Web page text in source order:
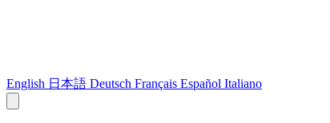
English 日本語 Deutsch Français Español Italiano